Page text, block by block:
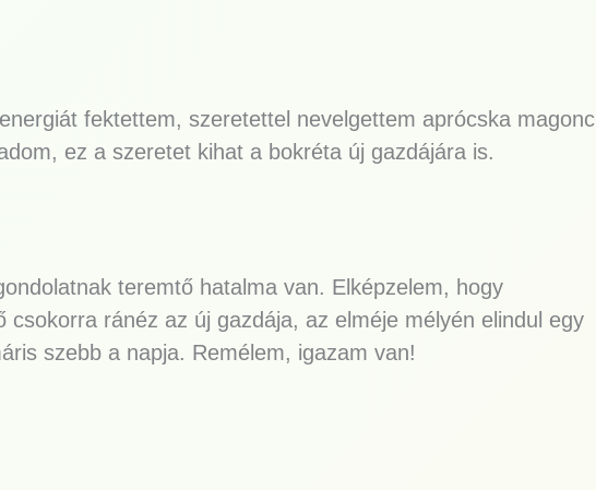
fektettem, szeretettel nevelgettem aprócska magonc
ez a szeretet kihat a bokréta új gazdájára is.
teremtő hatalma van. Elképzelem, hogy
ránéz az új gazdája, az elméje mélyén elindul egy
szebb a napja. Remélem, igazam van!